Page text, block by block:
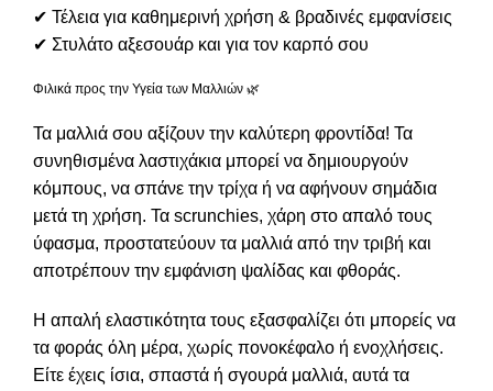
✔ Τέλεια για καθημερινή χρήση & βραδινές εμφανίσεις
✔ Στυλάτο αξεσουάρ και για τον καρπό σου
Φιλικά προς την Υγεία των Μαλλιών 🌿
Τα μαλλιά σου αξίζουν την καλύτερη φροντίδα! Τα
συνηθισμένα λαστιχάκια μπορεί να δημιουργούν
κόμπους, να σπάνε την τρίχα ή να αφήνουν σημάδια
μετά τη χρήση. Τα scrunchies, χάρη στο απαλό τους
ύφασμα, προστατεύουν τα μαλλιά από την τριβή και
αποτρέπουν την εμφάνιση ψαλίδας και φθοράς.
Η απαλή ελαστικότητα τους εξασφαλίζει ότι μπορείς να
τα φοράς όλη μέρα, χωρίς πονοκέφαλο ή ενοχλήσεις.
Είτε έχεις ίσια, σπαστά ή σγουρά μαλλιά, αυτά τα